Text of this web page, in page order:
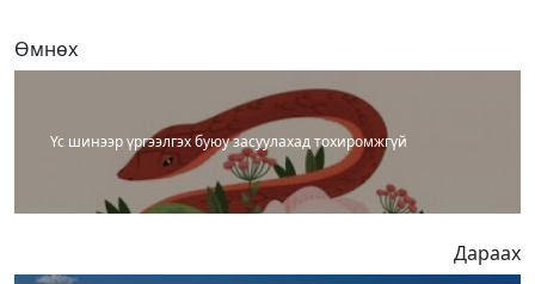
Өмнөх
Үс шинээр үргээлгэх буюу засуулахад тохиромжгүй
Дараах